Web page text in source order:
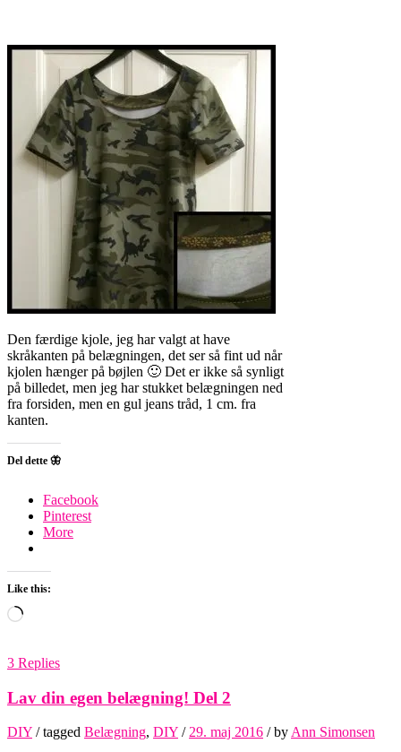
Den færdige kjole, jeg har valgt at have
skråkanten på belægningen, det ser så fint ud når
kjolen hænger på bøjlen 🙂 Det er ikke så synligt
på billedet, men jeg har stukket belægningen ned
fra forsiden, men en gul jeans tråd, 1 cm. fra
kanten.
Del dette 🦋
Facebook
Pinterest
More
Like this:
Loading…
3 Replies
Lav din egen belægning! Del 2
DIY / tagged Belægning, DIY / 29. maj 2016 /by Ann Simonsen